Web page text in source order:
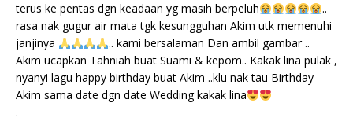
terus ke pentas dgn keadaan yg masih berpeluh
..
rasa nak gugur air mata tgk kesungguhan Akim utk memenuhi
janjinya
.. kami bersalaman Dan ambil gambar ..
Akim ucapkan Tahniah buat Suami & kepom.. Kakak lina pulak ,
nyanyi lagu happy birthday buat Akim ..klu nak tau Birthday
Akim sama date dgn date Wedding kakak lina
.